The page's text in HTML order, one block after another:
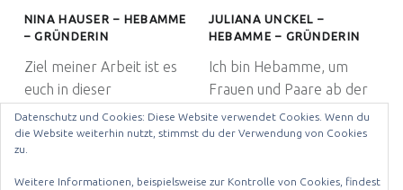
NINA HAUSER – HEBAMME
– GRÜNDERIN
Ziel meiner Arbeit ist es
euch in dieser
aufregenden Zeit zu
begleiten…
JULIANA UNCKEL –
HEBAMME – GRÜNDERIN
Ich bin Hebamme, um
Frauen und Paare ab der
frühen Zeit des…
Datenschutz und Cookies: Diese Website verwendet Cookies. Wenn du
die Website weiterhin nutzt, stimmst du der Verwendung von Cookies
zu.
Weitere Informationen, beispielsweise zur Kontrolle von Cookies, findest